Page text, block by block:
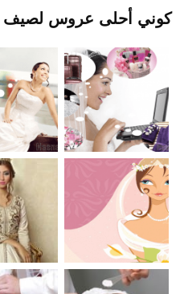
كوني أحلى عروس لصيف 2020